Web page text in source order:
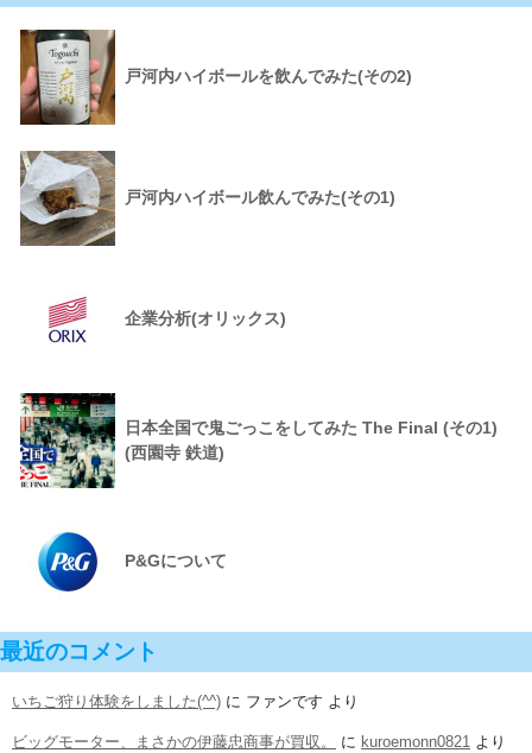
戸河内ハイボールを飲んでみた(その2)
戸河内ハイボール飲んでみた(その1)
企業分析(オリックス)
日本全国で鬼ごっこをしてみた The Final (その1)
(西園寺 鉄道)
P&Gについて
最近のコメント
いちご狩り体験をしました(^^) に ファンです より
ビッグモーター、まさかの伊藤忠商事が買収。 に kuroemonn0821 より